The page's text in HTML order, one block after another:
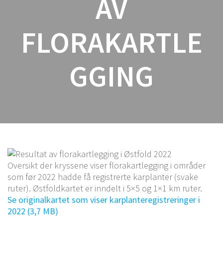
AV
FLORAKARTLE
GGING
Oversikt der kryssene viser florakartlegging i områder
som før 2022 hadde få registrerte karplanter (svake
ruter). Østfoldkartet er inndelt i 5×5 og 1×1 km ruter.
Se originalkartet som viser karplanteregistreringer i
2022 (3,7 MB)